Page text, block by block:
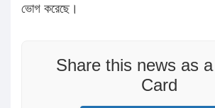
ভোগ করেছে।
Share this news as
Card